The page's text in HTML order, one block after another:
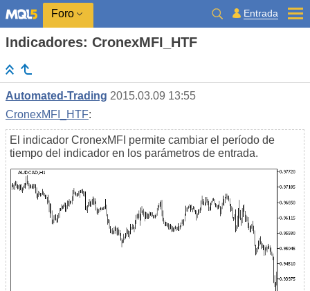
Foro Entrada
Indicadores: CronexMFI_HTF
Automated-Trading 2015.03.09 13:55
CronexMFI_HTF:
El indicador CronexMFI permite cambiar el período de
tiempo del indicador en los parámetros de entrada.